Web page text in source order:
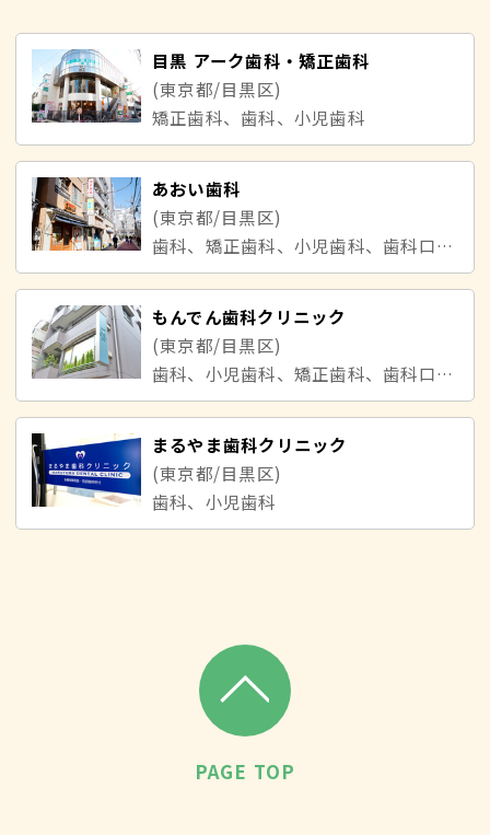
目黒 アーク歯科・矯正歯科
(東京都/目黒区)
矯正歯科、歯科、小児歯科
あおい歯科
(東京都/目黒区)
歯科、矯正歯科、小児歯科、歯科口腔外科
もんでん歯科クリニック
(東京都/目黒区)
歯科、小児歯科、矯正歯科、歯科口腔外科
まるやま歯科クリニック
(東京都/目黒区)
歯科、小児歯科
PAGE TOP